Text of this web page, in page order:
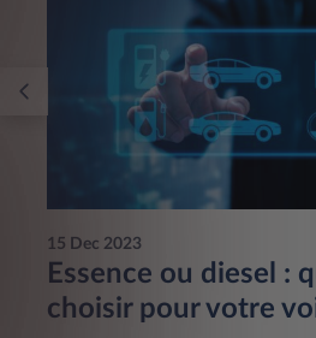
15 Dec 2023
Essence ou diesel :
choisir pour votre